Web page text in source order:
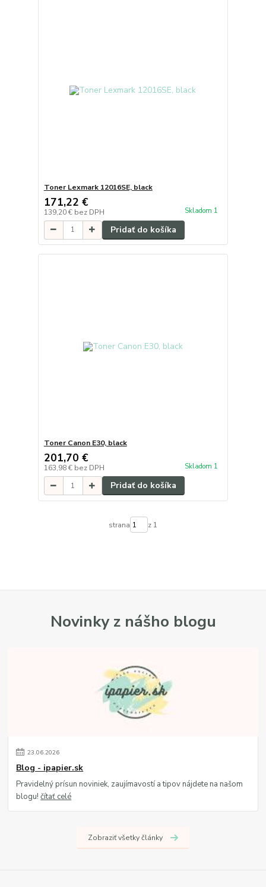
Toner Lexmark 12016SE, black
171,22 €
139,20 € bez DPH Skladom 1
Pridať do košíka
Toner Canon E30, black
201,70 €
163,98 € bez DPH Skladom 1
Pridať do košíka
strana z 1
Novinky z nášho blogu
23.06.2026
Blog - ipapier.sk
Pravidelný prísun noviniek, zaujímavostí a tipov nájdete na našom
blogu!čítať celé
Zobraziť všetky články